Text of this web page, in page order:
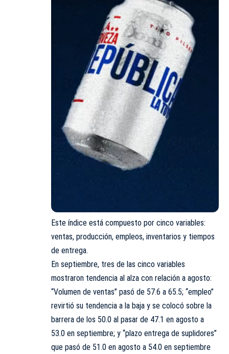
Este índice está compuesto por cinco variables:
ventas, producción, empleos, inventarios y tiempos
de entrega.
En septiembre, tres de las cinco variables
mostraron tendencia al alza con relación a agosto:
“Volumen de ventas” pasó de 57.6 a 65.5; “empleo”
revirtió su tendencia a la baja y se colocó sobre la
barrera de los 50.0 al pasar de 47.1 en agosto a
53.0 en septiembre; y “plazo entrega de suplidores”
que pasó de 51.0 en agosto a 54.0 en septiembre